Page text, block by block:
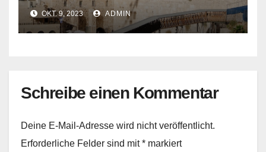
Höhepunkt
OKT. 9, 2023 ADMIN
Schreibe einen Kommentar
Deine E-Mail-Adresse wird nicht veröffentlicht.
Erforderliche Felder sind mit* markiert